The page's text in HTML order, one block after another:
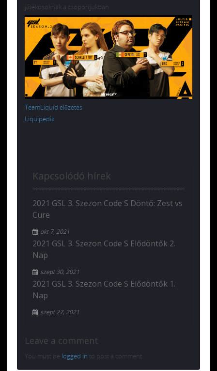
játékosoknak a csoportjukban.
TeamLiquid előzetes
Liquipedia
Kapcsolódó hírek
2021 GSL 3. Szezon Code S Döntő: Zest vs
Cure
okt 7, 2021
2021 GSL 3. Szezon Code S Elődöntők 2.
Nap
szept 30, 2021
2021 GSL 3. Szezon Code S Elődöntők 1.
Nap
szept 27, 2021
Leave a comment
You must be logged in to post a comment.